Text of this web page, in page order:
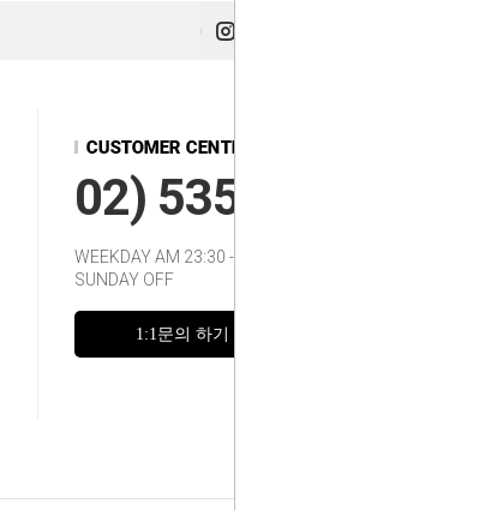
02) 535-2217~8
WEEKDAY AM 23:30 - 12:00
SUNDAY OFF
1:1문의 하기